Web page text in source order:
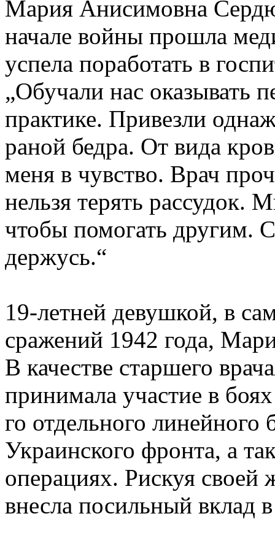
Мария Анисимовна
начале войны прошла
успела поработать в
„Обучали нас
практике. Привезли
раной бедра. От вида
меня в чувство. Врач
нельзя терять рассудок.
чтобы помогать другим.
держусь.“
19-летней девушкой, в
сражений 1942 года,
В качестве старшего
принимала участие в
го отдельного
Украинского фронта, а
операциях. Рискуя
внесла посильный вклад